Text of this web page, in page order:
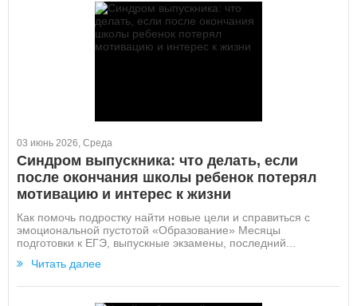
03 июнь 2026, Среда
Синдром выпускника: что делать, если
после окончания школы ребенок потерял
мотивацию и интерес к жизни
Как помочь подростку найти новые цели и справиться с
эмоциональной пустотой «Образование» Месяцы
подготовки к ЕГЭ, выпускные экзамены, последний...
Читать далее